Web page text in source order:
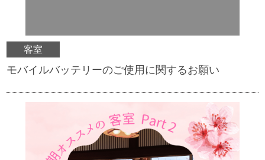
客室
モバイルバッテリーのご使用に関するお願い